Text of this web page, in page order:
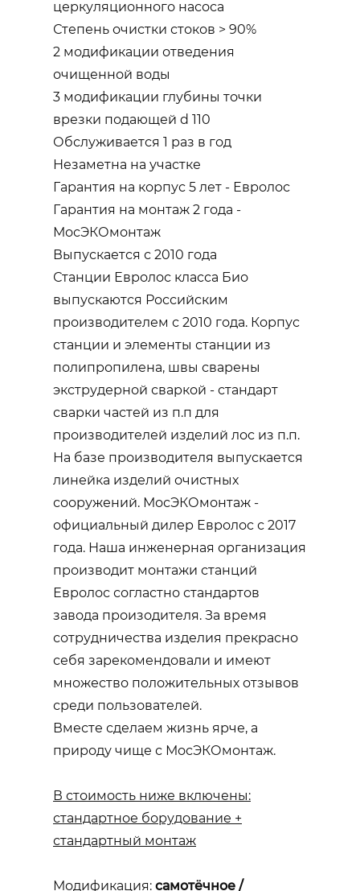
церкуляционного насоса
Степень очистки стоков > 90%
2 модификации отведения
очищенной воды
3 модификации глубины точки
врезки подающей d 110
Обслуживается 1 раз в год
Незаметна на участке
Гарантия на корпус 5 лет - Евролос
Гарантия на монтаж 2 года -
МосЭКОмонтаж
Выпускается с 2010 года
Станции Евролос класса Био
выпускаются Российским
производителем с 2010 года. Корпус
станции и элементы станции из
полипропилена, швы сварены
экструдерной сваркой - стандарт
сварки частей из п.п для
производителей изделий лос из п.п.
На базе производителя выпускается
линейка изделий очистных
сооружений. МосЭКОмонтаж -
официальный дилер Евролос с 2017
года. Наша инженерная организация
производит монтажи станций
Евролос согластно стандартов
завода произодителя. За время
сотрудничества изделия прекрасно
себя зарекомендовали и имеют
множество положительных отзывов
среди пользователей.
Вместе сделаем жизнь ярче, а
природу чище с МосЭКОмонтаж.
В стоимость ниже включены:
стандартное борудование +
стандартный монтаж
Модификация: самотёчное /